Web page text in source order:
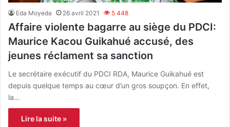
Eda Moyeda 26 avril 2021 5 448
Affaire violente bagarre au siège du PDCI:
Maurice Kacou Guikahué accusé, des
jeunes réclament sa sanction
Le secrétaire exécutif du PDCI RDA, Maurice Guikahué est
depuis quelque temps au cœur d’un gros soupçon. En effet,
la…
Lire la suite »